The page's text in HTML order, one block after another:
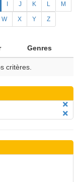
J K L M
W X Y Z
Genres
critères.